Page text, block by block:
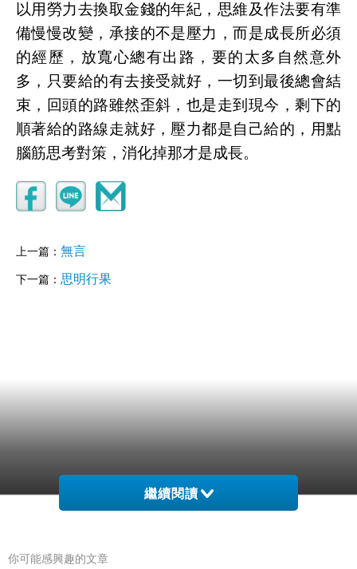
以用勞力去換取金錢的年紀，思維及作法要有準
備慢慢改變，承接的不是壓力，而是成長所必須
的經歷，放寬心總有出路，要的太多自然意外
多，只要給的有去接受就好，一切到最後總會結
束，回頭的路雖然歪斜，也是走到現今，剩下的
順著給的路線走就好，壓力都是自己給的，用點
腦筋思考對策，消化掉那才是成長。
上一篇： 無言
下一篇： 思明行果
繼續閱讀
你可能感興趣的文章